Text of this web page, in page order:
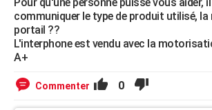
communiquer le type de produit utilisé,
portail ??
L'interphone est vendu avec la
A+
Commenter 0